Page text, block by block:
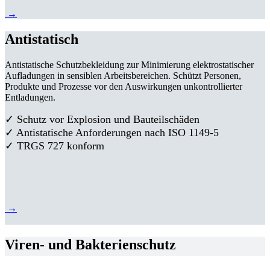
→
Antistatisch
Antistatische Schutzbekleidung zur Minimierung elektrostatischer
Aufladungen in sensiblen Arbeitsbereichen. Schützt Personen,
Produkte und Prozesse vor den Auswirkungen unkontrollierter
Entladungen.
✓ Schutz vor Explosion und Bauteilschäden
✓ Antistatische Anforderungen nach ISO 1149-5
✓ TRGS 727 konform
→
Viren- und Bakterienschutz